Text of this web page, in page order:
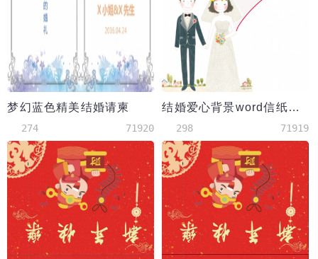
梦幻蓝色精美结婚请柬
274 71920
结婚爱心背景word信纸模板
298 71919